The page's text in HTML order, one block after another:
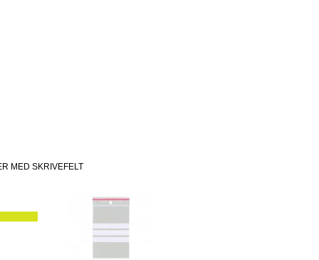
MED SKRIVEFELT